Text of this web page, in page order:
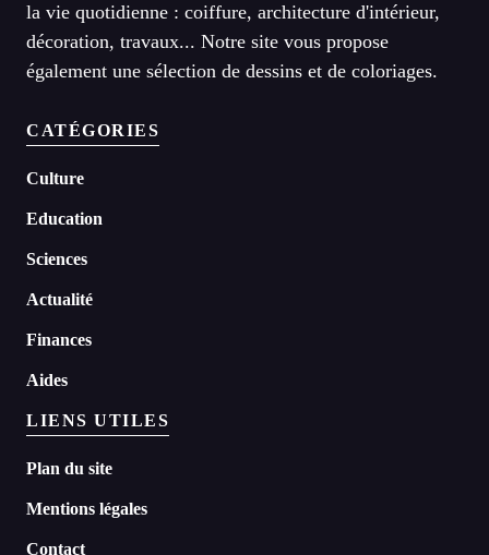
la vie quotidienne : coiffure, architecture d'intérieur,
décoration, travaux... Notre site vous propose
également une sélection de dessins et de coloriages.
CATÉGORIES
Culture
Education
Sciences
Actualité
Finances
Aides
LIENS UTILES
Plan du site
Mentions légales
Contact